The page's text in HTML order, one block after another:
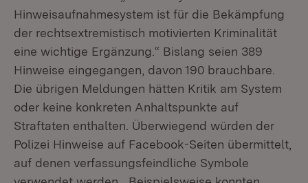
Hinweisaufnahmesystem ist für die Bekämpfung
der rechtsextremistisch motivierten Kriminalität
eine wichtige Ergänzung.“ Bislang seien 389
Hinweise eingegangen, davon 190 brauchbare.
Die übrigen Meldungen hätten Kritik am System
oder keine konkreten Anhaltspunkte auf
Straftaten enthalten. Überwiegend würden der
Polizei Hinweise auf Facebook-Seiten übermittelt,
auf denen verfassungsfeindliche Symbole